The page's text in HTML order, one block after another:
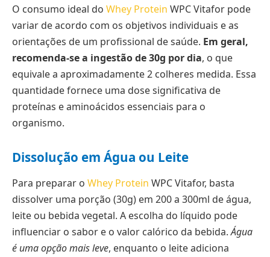
O consumo ideal do Whey Protein WPC Vitafor pode
variar de acordo com os objetivos individuais e as
orientações de um profissional de saúde. Em geral,
recomenda-se a ingestão de 30g por dia, o que
equivale a aproximadamente 2 colheres medida. Essa
quantidade fornece uma dose significativa de
proteínas e aminoácidos essenciais para o
organismo.
Dissolução em Água ou Leite
Para preparar o Whey Protein WPC Vitafor, basta
dissolver uma porção (30g) em 200 a 300ml de água,
leite ou bebida vegetal. A escolha do líquido pode
influenciar o sabor e o valor calórico da bebida.Água
é uma opção mais leve, enquanto o leite adiciona